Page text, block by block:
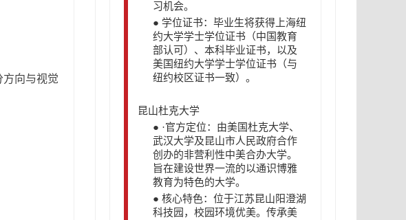
向与视觉
习机会。
● 学位证书：毕业生将获得上海纽
约大学学士学位证书（中国教育
部认可）、本科毕业证书，以及
美国纽约大学学士学位证书（与
纽约校区证书一致）。
昆山杜克大学
● ·官方定位：由美国杜克大学、
武汉大学及昆山市人民政府合作
创办的非营利性中美合办大学。
旨在建设世界一流的以通识博雅
教育为特色的大学。
● 核心特色：位于江苏昆山阳澄湖
科技园，校园环境优美。传承美